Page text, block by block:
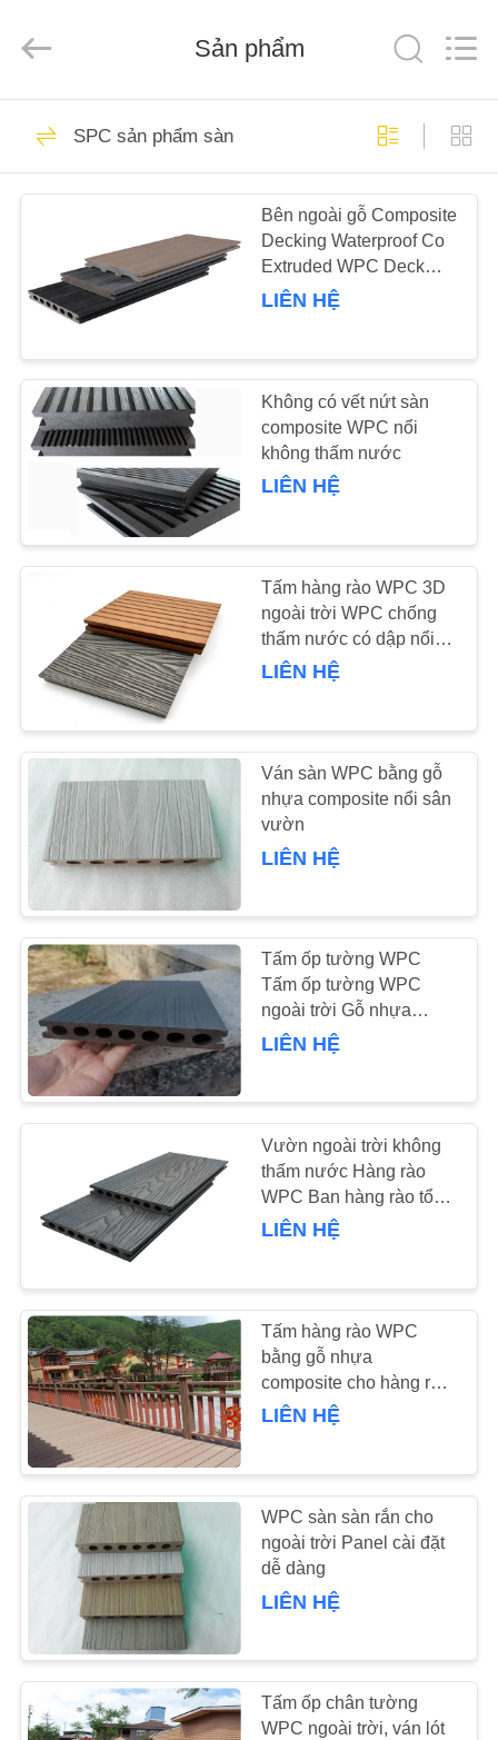
TRANG
CHỦ
PHẨM
VỀ
CHÚNG
TÔI
THAM
QUAN
KIỂM
SOÁT
CHẤT
LƯỢNG
LIÊN
HỆ
CHÚNG
TÔI
TIN
TỨC
BÁO
SƠ
ĐỒ
TRANG
WEB
PRIVACY
POLICY
LOVER
LTD.
vật liệu không dệt
Vòng lăn công
nghiệp
369
Tấm màn hình
polyurethane
763
Vành đai công
nghiệp
Chăn cách nhiệt
Airgel
Bộ lọc công nghiệp
80
Máy bơm ly tâm
công nghiệp
37
Sản phẩm
SPC sản phẩm sàn
Bên ngoài gỗ Composite
Decking Waterproof Co
Extruded WPC Deck
Board
LIÊN HỆ
Không có vết nứt sàn
composite WPC nổi
không thấm nước
LIÊN HỆ
Tấm hàng rào WPC 3D
ngoài trời WPC chống
thấm nước có dập nổi
sâu
LIÊN HỆ
Ván sàn WPC bằng gỗ
nhựa composite nổi sân
vườn
LIÊN HỆ
Tấm ốp tường WPC
Tấm ốp tường WPC
ngoài trời Gỗ nhựa
composite
LIÊN HỆ
Vườn ngoài trời không
thấm nước Hàng rào
WPC Ban hàng rào tổng
hợp WPC
LIÊN HỆ
Tấm hàng rào WPC
bằng gỗ nhựa
composite cho hàng rào
sân vườn ngoài trời
LIÊN HỆ
WPC sàn sàn rắn cho
ngoài trời Panel cài đặt
dễ dàng
LIÊN HỆ
Tấm ốp chân tường
WPC ngoài trời, ván lót